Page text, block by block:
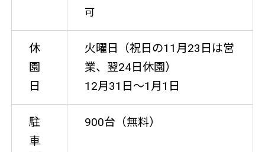
可
休
園
日
火曜日（祝日の11月23日は営
業、翌24日休園）
12月31日〜1月1日
駐
車
900台（無料）